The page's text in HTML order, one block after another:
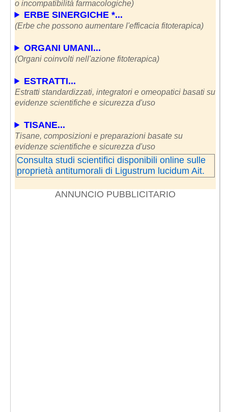
o incompatibilità farmacologiche)
ERBE SINERGICHE *...
(Erbe che possono aumentare l'efficacia fitoterapica)
ORGANI UMANI...
(Organi coinvolti nell'azione fitoterapica)
ESTRATTI...
Estratti standardizzati, integratori e omeopatici basati su
evidenze scientifiche e sicurezza d'uso
TISANE...
Tisane, composizioni e preparazioni basate su
evidenze scientifiche e sicurezza d'uso
Consulta studi scientifici disponibili online sulle
proprietà antitumorali di Ligustrum lucidum Ait.
ANNUNCIO PUBBLICITARIO